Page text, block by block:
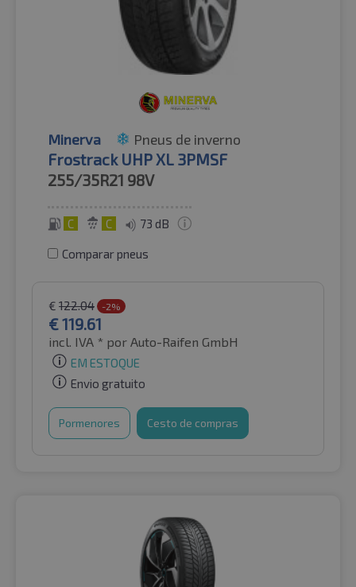
Minerva Pneus de inverno
Frostrack UHP XL 3PMSF
255/35R21 98V
C C 73 dB
Comparar pneus
€ 122.04 -2%
€119.61
incl. IVA * por Auto-Raifen GmbH
EM ESTOQUE
Envio gratuito
Pormenores Cesto de compras